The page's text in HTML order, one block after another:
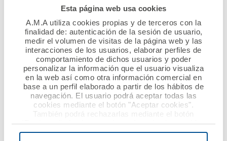
Esta página web usa cookies
A.M.A utiliza cookies propias y de terceros con la
finalidad de: autenticación de la sesión de usuario,
medir el volumen de visitas de la página web y las
interacciones de los usuarios, elaborar perfiles de
comportamiento de dichos usuarios y poder
personalizar la información que el usuario visualiza
en la web así como otra información comercial en
base a un perfil elaborado a partir de los hábitos de
navegación. El usuario podrá aceptar todas las
cookies mediante el botón "Aceptar cookies".
También podrá rechazarlas mediante el botón
"Rechazar", donde se rechazarán todas las cookies
menos las necesarias para permitir el acceso a los
civil al colegio
profesional de
higienistas dentales
de Galicia.
Ver noticia
para contratar la
póliza colectiva de
sus colegiados
Ver noticia